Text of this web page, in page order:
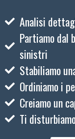
Analisi
Partiamo dal
sinistri
Stabiliamo
Ordiniamo i
Creiamo un
Ti